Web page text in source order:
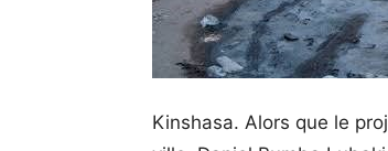
Kinshasa. Alors que le